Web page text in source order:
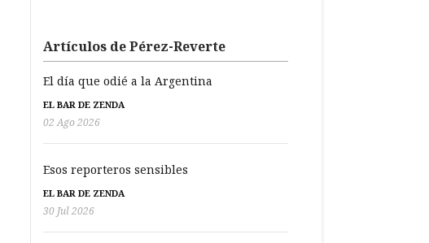
Artículos de Pérez-Reverte
El día que odié a la Argentina
EL BAR DE ZENDA
02 Ago 2026
Esos reporteros sensibles
EL BAR DE ZENDA
30 Jul 2026